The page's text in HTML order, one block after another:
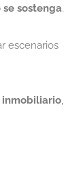
se sostenga.
escenarios
inmobiliario,